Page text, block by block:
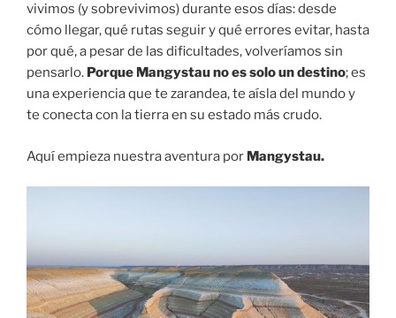
vivimos (y sobrevivimos) durante esos días: desde
cómo llegar, qué rutas seguir y qué errores evitar, hasta
por qué, a pesar de las dificultades, volveríamos sin
pensarlo. Porque Mangystau no es solo un destino; es
una experiencia que te zarandea, te aísla del mundo y
te conecta con la tierra en su estado más crudo.
Aquí empieza nuestra aventura por Mangystau.